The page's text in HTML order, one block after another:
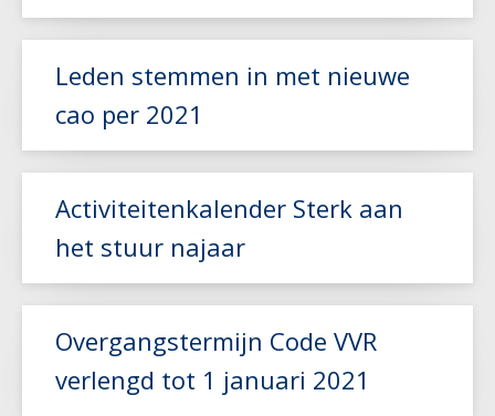
Lees meer
Leden stemmen in met nieuwe
cao per 2021
Lees meer
Activiteitenkalender Sterk aan
het stuur najaar
Lees meer
Overgangstermijn Code VVR
verlengd tot 1 januari 2021